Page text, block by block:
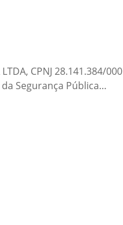
CPNJ 28.141.384/
Segurança Pública…